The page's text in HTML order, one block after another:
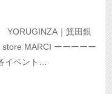
YORUGINZA｜箕田銀
MARCI ーーーーー
イベント…